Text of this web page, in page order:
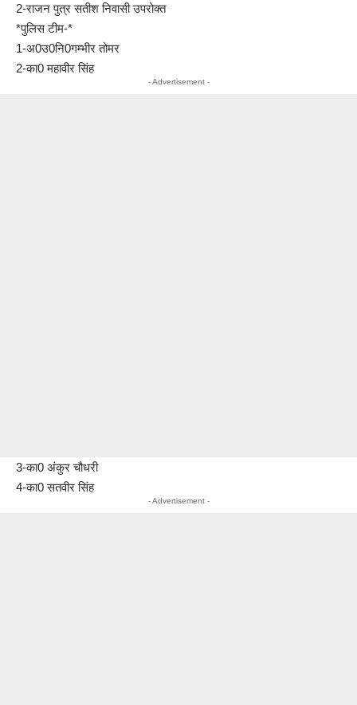
2-राजन पुत्र सतीश निवासी उपरोक्त
*पुलिस टीम-*
1-अ0उ0नि0गम्भीर तोमर
2-का0 महावीर सिंह
- Advertisement -
3-का0 अंकुर चौधरी
4-का0 सतवीर सिंह
- Advertisement -